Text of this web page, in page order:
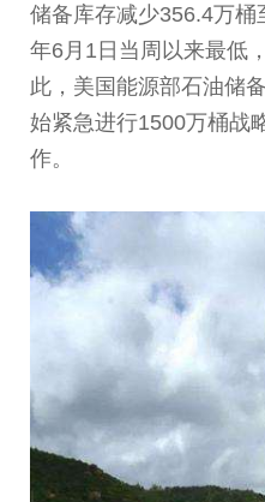
储备库存减少356.4万
年6月1日当周以来最低
此，美国能源部石油储
始紧急进行1500万桶战
作。